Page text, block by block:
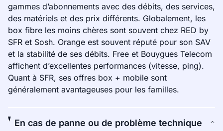
gammes d’abonnements avec des débits, des services,
des matériels et des prix différents. Globalement, les
box fibre les moins chères sont souvent chez RED by
SFR et Sosh. Orange est souvent réputé pour son SAV
et la stabilité de ses débits. Free et Bouygues Telecom
affichent d’excellentes performances (vitesse, ping).
Quant à SFR, ses offres box + mobile sont
généralement avantageuses pour les familles.
En cas de panne ou de problème technique